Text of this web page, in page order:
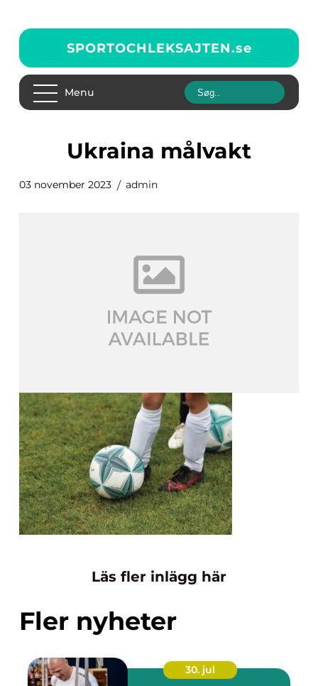
SPORTOCHLEKSAJTEN.se
Menu
ukraina målvakt
03 november 2023 admin
Läs fler inlägg här
Fler nyheter
30. jul